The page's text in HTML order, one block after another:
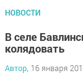
НОВОСТИ
В селе
колядовать
Автор, 16 января